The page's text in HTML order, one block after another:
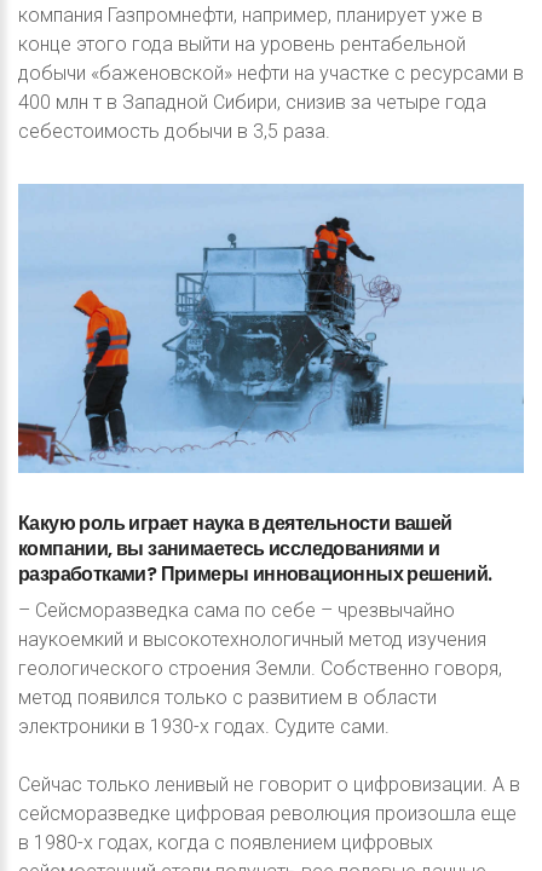
компания Газпромнефти, например, планирует уже в
конце этого года выйти на уровень рентабельной
добычи «баженовской» нефти на участке с ресурсами в
400 млн т в Западной Сибири, снизив за четыре года
себестоимость добычи в 3,5 раза.
Какуюрольиграетнаука вдеятельности вашей
компании,вызанимаетесьисследованиями и
разработками? Примеры инновационныхрешений.
– Сейсморазведка сама по себе – чрезвычайно
наукоемкий и высокотехнологичный метод изучения
геологического строения Земли. Собственно говоря,
метод появился только с развитием в области
электроники в 1930-х годах. Судите сами.
Сейчас только ленивый не говорит о цифровизации. А в
сейсморазведке цифровая революция произошла еще
в 1980-х годах, когда с появлением цифровых